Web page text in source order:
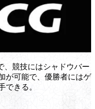
、競技にはシャドウバー
が可能で、優勝者にはゲ
できる。